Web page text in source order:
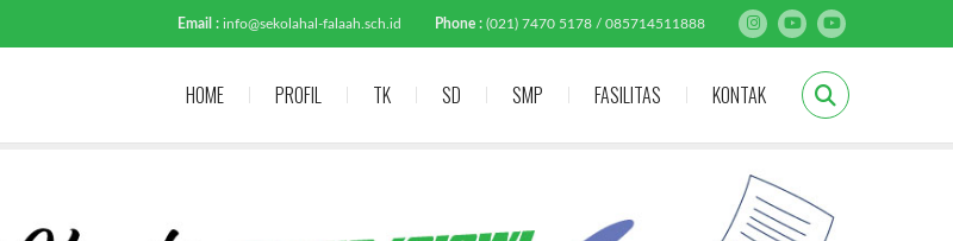
Email : info@sekolahal-falaah.sch.id Phone : (021) 7470 5178 / 085714511888
HOME PROFIL TK SD SMP FASILITAS KONTAK